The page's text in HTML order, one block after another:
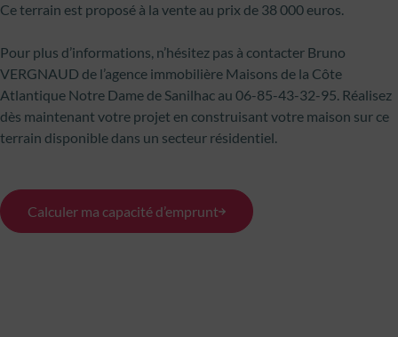
Ce terrain est proposé à la vente au prix de 38 000 euros.
Pour plus d’informations, n’hésitez pas à contacter Bruno
VERGNAUD de l’agence immobilière Maisons de la Côte
Atlantique Notre Dame de Sanilhac au 06-85-43-32-95. Réalisez
dès maintenant votre projet en construisant votre maison sur ce
terrain disponible dans un secteur résidentiel.
Calculer ma capacité d’emprunt